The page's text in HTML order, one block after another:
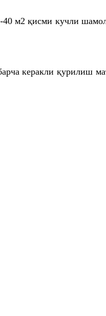
м2 қисми кучли
керакли қурилиш